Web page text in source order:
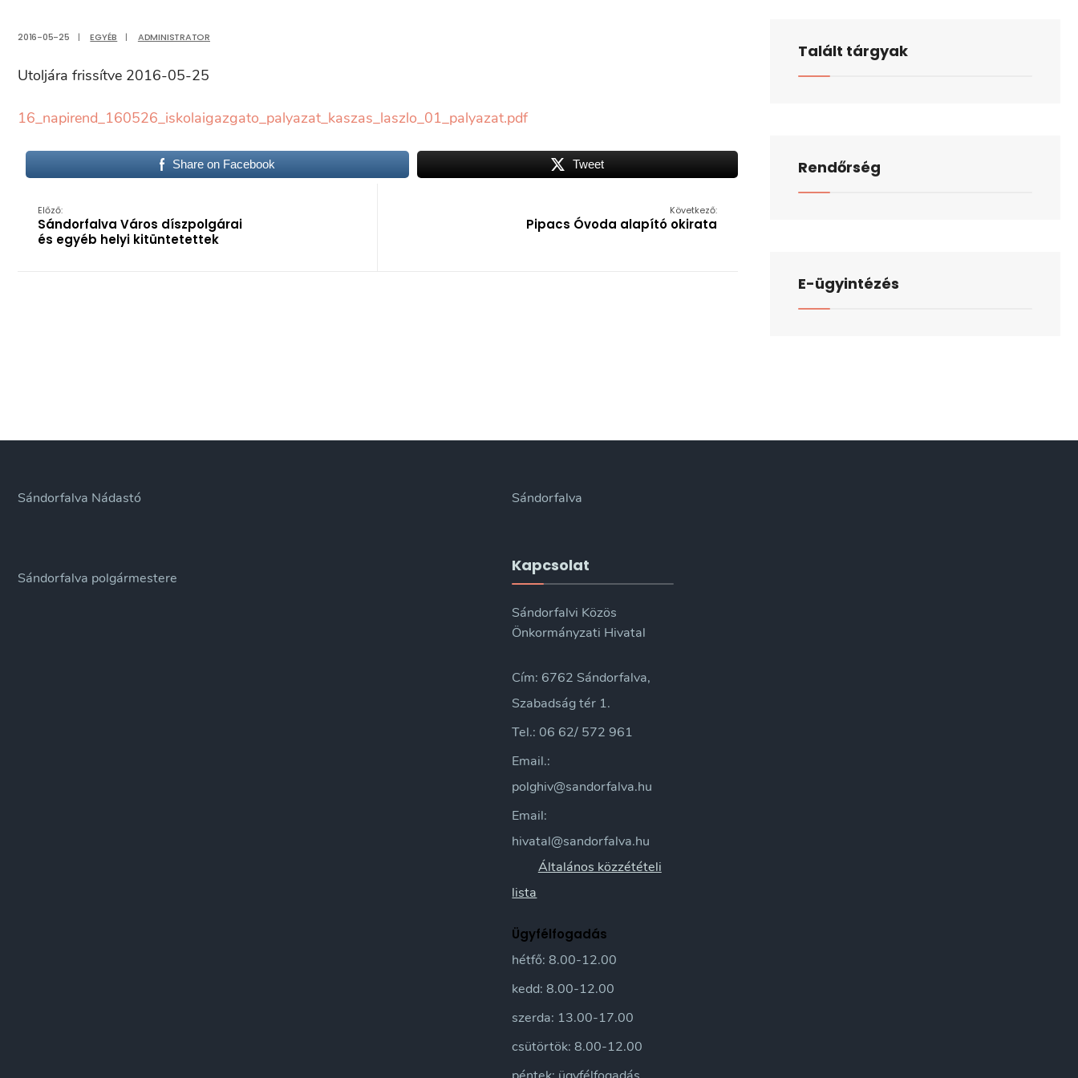
2016-05-25 | EGYÉB | ADMINISTRATOR
Utoljára frissítve 2016-05-25
16_napirend_160526_iskolaigazgato_palyazat_kaszas_laszlo_01_palyazat.pdf
Share on Facebook Tweet
Előző:
Sándorfalva Város díszpolgárai
és egyéb helyi kitüntetettek
Következő:
Pipacs Óvoda alapító okirata
Talált tárgyak
Rendőrség
E-ügyintézés
Sándorfalva Nádastó
Sándorfalva polgármestere
Sándorfalva
Kapcsolat
Sándorfalvi Közös
Önkormányzati Hivatal
Cím: 6762 Sándorfalva,
Szabadság tér 1.
Tel.: 06 62/ 572 961
Email.:
polghiv@sandorfalva.hu
Email:
hivatal@sandorfalva.hu
Általános közzétételi
lista
Ügyfélfogadás
hétfő: 8.00-12.00
kedd: 8.00-12.00
szerda: 13.00-17.00
csütörtök: 8.00-12.00